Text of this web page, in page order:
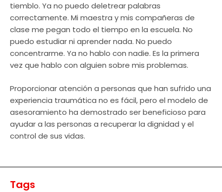
tiemblo. Ya no puedo deletrear palabras
correctamente. Mi maestra y mis compañeras de
clase me pegan todo el tiempo en la escuela. No
puedo estudiar ni aprender nada. No puedo
concentrarme. Ya no hablo con nadie. Es la primera
vez que hablo con alguien sobre mis problemas.
Proporcionar atención a personas que han sufrido una
experiencia traumática no es fácil, pero el modelo de
asesoramiento ha demostrado ser beneficioso para
ayudar a las personas a recuperar la dignidad y el
control de sus vidas.
Tags